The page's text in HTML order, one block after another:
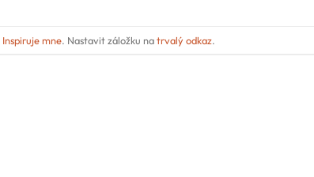
Inspiruje mne. Nastavit záložku natrvalý odkaz.